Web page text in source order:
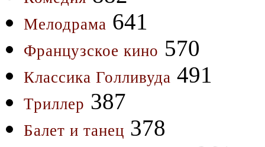
Мелодрама 641
Французское кино 570
Классика Голливуда 491
Триллер 387
Балет и танец 378